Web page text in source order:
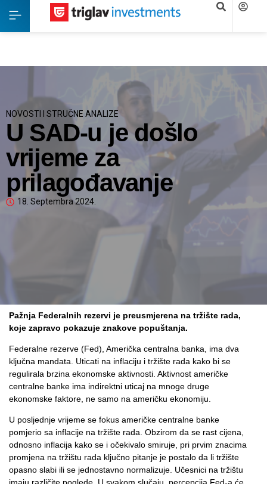
NOVOSTI I STRUČNE ANALIZE
U SAD-u je došlo
vrijeme za
prilagođavanje
18. Septembra 2024.
Pažnja Federalnih rezervi je preusmjerena na tržište rada,
koje zapravo pokazuje znakove popuštanja.
Federalne rezerve (Fed), Američka centralna banka, ima dva
ključna mandata. Uticati na inflaciju i tržište rada kako bi se
regulirala brzina ekonomske aktivnosti. Aktivnost američke
centralne banke ima indirektni uticaj na mnoge druge
ekonomske faktore, ne samo na američku ekonomiju.
U posljednje vrijeme se fokus američke centralne banke
pomjerio sa inflacije na tržište rada. Obzirom da se rast cijena,
odnosno inflacija kako se i očekivalo smiruje, pri prvim znacima
promjena na tržištu rada ključno pitanje je postalo da li tržište
opasno slabi ili se jednostavno normalizuje. Učesnici na tržištu